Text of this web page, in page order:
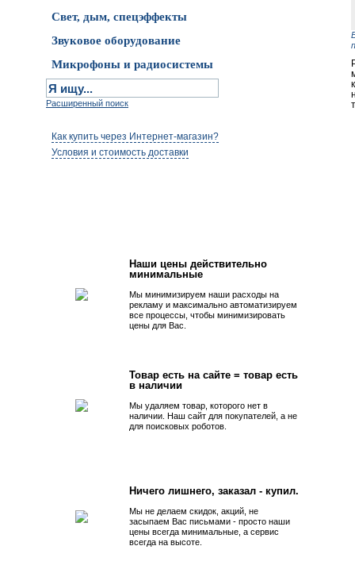
Свет, дым, спецэффекты
Звуковое оборудование
Микрофоны и радиосистемы
Расширенный поиск
Как купить через Интернет-магазин?
Условия и стоимость доставки
Наши цены действительно
минимальные
Мы минимизируем наши расходы на
рекламу и максимально автоматизируем
все процессы, чтобы минимизировать
цены для Вас.
Товар есть на сайте = товар есть
в наличии
Мы удаляем товар, которого нет в
наличии. Наш сайт для покупателей, а не
для поисковых роботов.
Ничего лишнего, заказал - купил.
Мы не делаем скидок, акций, не
засыпаем Вас письмами - просто наши
цены всегда минимальные, а сервис
всегда на высоте.